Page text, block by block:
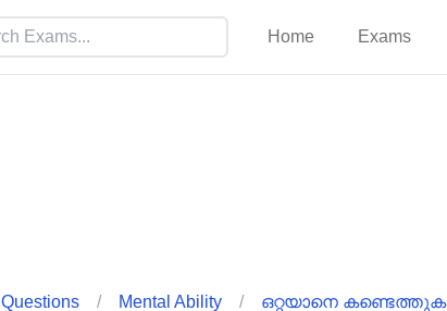
Home Exams
Questions / Mental Ability / ഒറ്റയാനെ കണ്ടെത്തുക